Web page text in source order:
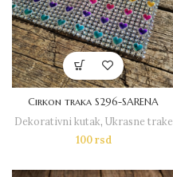
Cirkon traka S296-SARENA
Dekorativni kutak, Ukrasne trake
100rsd